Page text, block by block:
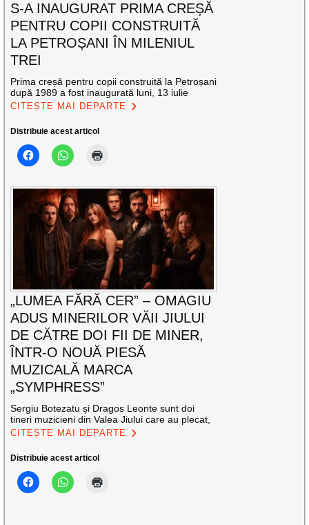
S-A INAUGURAT PRIMA CREȘĂ
PENTRU COPII CONSTRUITĂ
LA PETROȘANI ÎN MILENIUL
TREI
Prima creșă pentru copii construită la Petroșani
după 1989 a fost inaugurată luni, 13 iulie
CITEȘTE MAI DEPARTE
Distribuie acest articol
„LUMEA FĂRĂ CER” – OMAGIU
ADUS MINERILOR VĂII JIULUI
DE CĂTRE DOI FII DE MINER,
ÎNTR-O NOUĂ PIESĂ
MUZICALĂ MARCA
„SYMPHRESS”
Sergiu Botezatu și Dragos Leonte sunt doi
tineri muzicieni din Valea Jiului care au plecat,
CITEȘTE MAI DEPARTE
Distribuie acest articol